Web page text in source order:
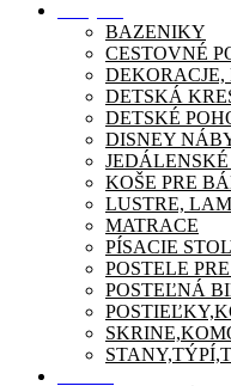
BAZENIKY
CESTOVNÉ
DETSKÁ
DETSKÉ
DISNEY
KOŠE PRE
LUSTRE,
MATRACE
PÍSACIE
POSTELE
POSTEĽNÁ